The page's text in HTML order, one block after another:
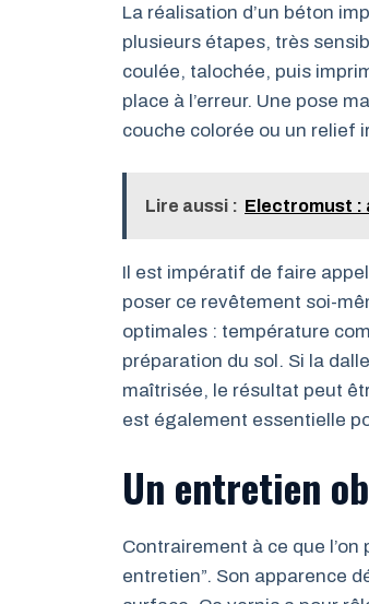
La réalisation d’un béton
plusieurs étapes, très
coulée, talochée, puis
place à l’erreur. Une pose
couche colorée ou un relief
Lire aussi : Electromust :
Il est impératif de faire
poser ce revêtement soi-
optimales : température
préparation du sol. Si la
maîtrisée, le résultat peut
est également essentielle
Un entretien
Contrairement à ce que
entretien”. Son apparence